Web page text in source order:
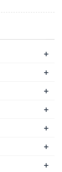
腐剂以达到防
够防止白蚁的
使用的还有一
胶垫，橡胶垫
还能使木地板
+
+
+
+
+
+
+